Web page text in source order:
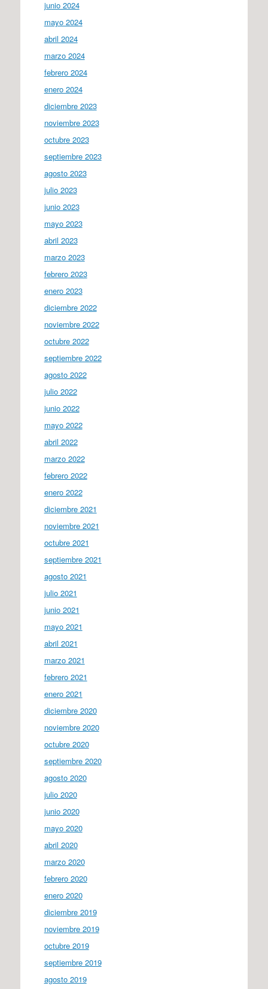
junio 2024
mayo 2024
abril 2024
marzo 2024
febrero 2024
enero 2024
diciembre 2023
noviembre 2023
octubre 2023
septiembre 2023
agosto 2023
julio 2023
junio 2023
mayo 2023
abril 2023
marzo 2023
febrero 2023
enero 2023
diciembre 2022
noviembre 2022
octubre 2022
septiembre 2022
agosto 2022
julio 2022
junio 2022
mayo 2022
abril 2022
marzo 2022
febrero 2022
enero 2022
diciembre 2021
noviembre 2021
octubre 2021
septiembre 2021
agosto 2021
julio 2021
junio 2021
mayo 2021
abril 2021
marzo 2021
febrero 2021
enero 2021
diciembre 2020
noviembre 2020
octubre 2020
septiembre 2020
agosto 2020
julio 2020
junio 2020
mayo 2020
abril 2020
marzo 2020
febrero 2020
enero 2020
diciembre 2019
noviembre 2019
octubre 2019
septiembre 2019
agosto 2019